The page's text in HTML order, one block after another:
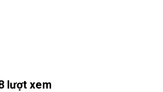
lượt xem